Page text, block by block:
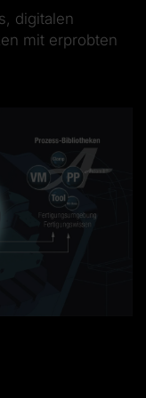
digitalen
mit erprobten